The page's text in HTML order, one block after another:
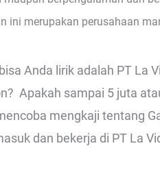
ini merupakan perusahaan
Anda lirik adalah PT La
Apakah sampai 5 juta
mengkaji tentang
dan bekerja di PT La